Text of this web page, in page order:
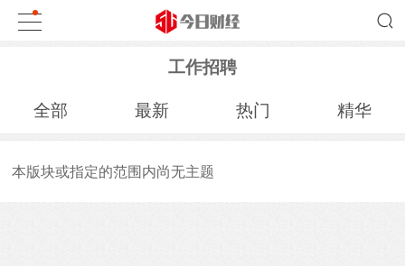
工作招聘
全部 最新 热门 精华
本版块或指定的范围内尚无主题